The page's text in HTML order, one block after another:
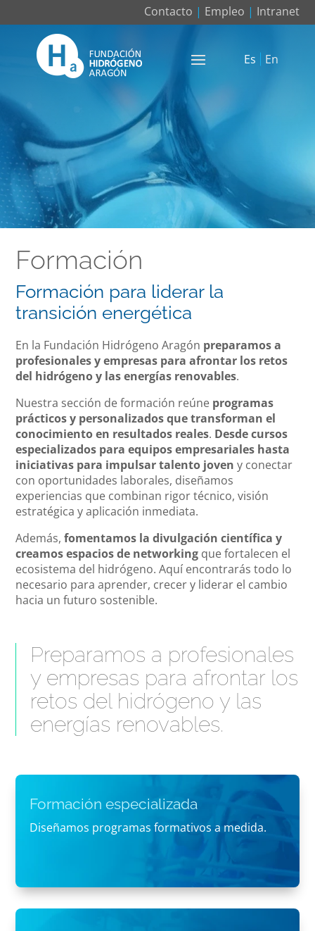
Contacto | Empleo | Intranet
Es En
Formación
Formación para liderar la
transición energética
En la Fundación Hidrógeno Aragón preparamos a
profesionales y empresas para afrontar los retos
del hidrógeno y las energías renovables.
Nuestra sección de formación reúne programas
prácticos y personalizados que transforman el
conocimiento en resultados reales. Desde cursos
especializados para equipos empresariales hasta
iniciativas para impulsar talento joven y conectar
con oportunidades laborales, diseñamos
experiencias que combinan rigor técnico, visión
estratégica y aplicación inmediata.
Además, fomentamos la divulgación científica y
creamos espacios de networking que fortalecen el
ecosistema del hidrógeno. Aquí encontrarás todo lo
necesario para aprender, crecer y liderar el cambio
hacia un futuro sostenible.
Preparamos a profesionales
y empresas para afrontar los
retos del hidrógeno y las
energías renovables.
Formación especializada
Diseñamos programas formativos a medida.